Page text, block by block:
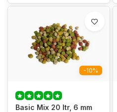
-10%
Basic Mix 20 ltr, 6 mm